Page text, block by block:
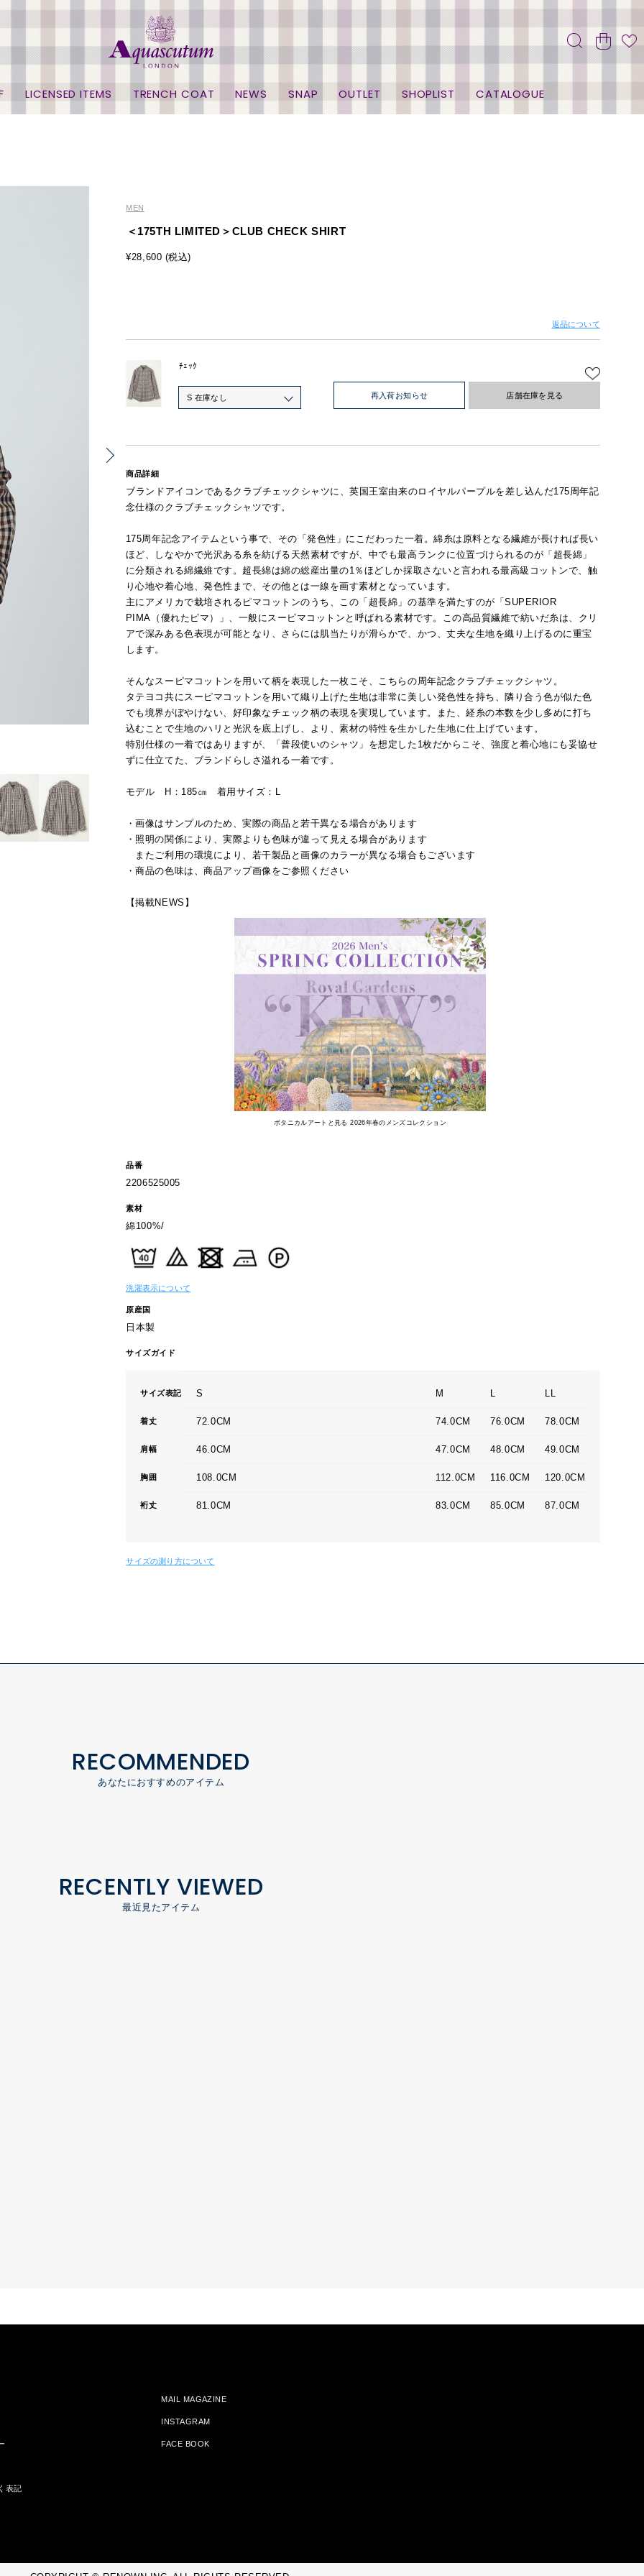
LICENSED ITEMS TRENCH COAT NEWS SNAP OUTLET SHOPLIST CATALOGUE
MEN
＜175TH LIMITED＞CLUB CHECK SHIRT
¥28,600 (税込)
返品について
ﾁｪｯｸ
S 在庫なし 再入荷お知らせ 店舗在庫を見る
商品詳細
ブランドアイコンであるクラブチェックシャツに、英国王室由来のロイヤルパープルを差し込んだ175周年記
念仕様のクラブチェックシャツです。
175周年記念アイテムという事で、その「発色性」にこだわった一着。綿糸は原料となる繊維が長ければ長い
ほど、しなやかで光沢ある糸を紡げる天然素材ですが、中でも最高ランクに位置づけられるのが「超長綿」
に分類される綿繊維です。超長綿は綿の総産出量の1％ほどしか採取さないと言われる最高級コットンで、触
り心地や着心地、発色性まで、その他とは一線を画す素材となっています。
主にアメリカで栽培されるピマコットンのうち、この「超長綿」の基準を満たすのが「SUPERIOR
PIMA（優れたピマ）」、一般にスーピマコットンと呼ばれる素材です。この高品質繊維で紡いだ糸は、クリ
アで深みある色表現が可能となり、さらには肌当たりが滑らかで、かつ、丈夫な生地を織り上げるのに重宝
します。
そんなスーピマコットンを用いて柄を表現した一枚こそ、こちらの周年記念クラブチェックシャツ。
タテヨコ共にスーピマコットンを用いて織り上げた生地は非常に美しい発色性を持ち、隣り合う色が似た色
でも境界がぼやけない、好印象なチェック柄の表現を実現しています。また、経糸の本数を少し多めに打ち
込むことで生地のハリと光沢を底上げし、より、素材の特性を生かした生地に仕上げています。
特別仕様の一着ではありますが、「普段使いのシャツ」を想定した1枚だからこそ、強度と着心地にも妥協せ
ずに仕立てた、ブランドらしさ溢れる一着です。
モデル H：185㎝ 着用サイズ：L
・画像はサンプルのため、実際の商品と若干異なる場合があります
・照明の関係により、実際よりも色味が違って見える場合があります
またご利用の環境により、若干製品と画像のカラーが異なる場合もございます
・商品の色味は、商品アップ画像をご参照ください
【掲載NEWS】
ボタニカルアートと見る 2026年春のメンズコレクション
品番
2206525005
素材
綿100%/
洗濯表示について
原産国
日本製
サイズガイド
サイズ表記 S M L LL
着丈 72.0CM 74.0CM 76.0CM 78.0CM
肩幅 46.0CM 47.0CM 48.0CM 49.0CM
胸囲 108.0CM 112.0CM 116.0CM 120.0CM
裄丈 81.0CM 83.0CM 85.0CM 87.0CM
サイズの測り方について
RECOMMENDED
あなたにおすすめのアイテム
RECENTLY VIEWED
最近見たアイテム
表記
MAIL MAGAZINE
INSTAGRAM
FACE BOOK